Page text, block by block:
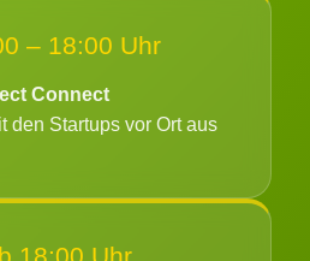
– 18:00 Uhr
Connect
den Startups vor Ort aus